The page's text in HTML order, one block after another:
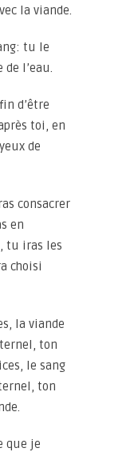
la viande.
tu le
l’eau.
d’être
toi, en
de
consacrer
en
tu iras les
choisi
la viande
ton
le sang
ton
que je